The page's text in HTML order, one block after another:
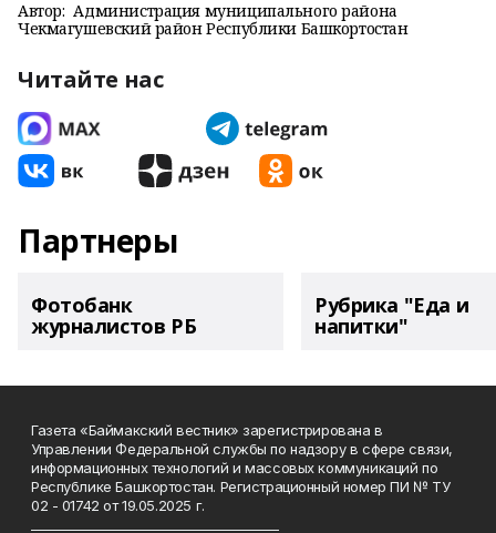
Автор: Администрация муниципального района
Чекмагушевский район Республики Башкортостан
Читайте нас
Партнеры
Фотобанк
журналистов РБ
Рубрика "Еда и
напитки"
Газета «Баймакский вестник» зарегистрирована в
Управлении Федеральной службы по надзору в сфере связи,
информационных технологий и массовых коммуникаций по
Республике Башкортостан. Регистрационный номер ПИ № ТУ
02 - 01742 от 19.05.2025 г.